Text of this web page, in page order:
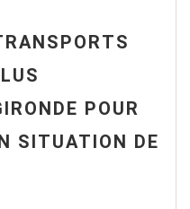
POUR
SITUATION DE